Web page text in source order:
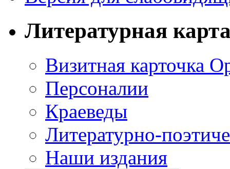
Литературная
Визитная карточка
Персоналии
Краеведы
Литературно-
Наши издания